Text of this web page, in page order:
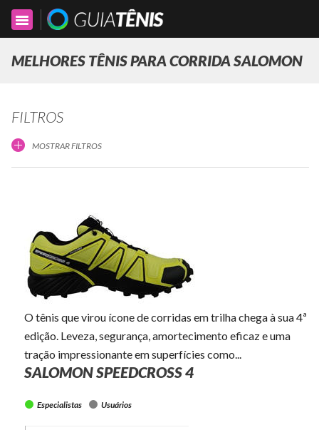
Toggle
navigation
MELHORES TÊNIS PARA CORRIDA SALOMON
FILTROS
MOSTRAR FILTROS
O tênis que virou ícone de corridas em trilha chega à sua 4ª
edição. Leveza, segurança, amortecimento eficaz e uma
tração impressionante em superfícies como...
SALOMON SPEEDCROSS 4
Especialistas Usuários